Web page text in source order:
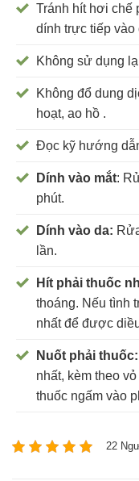
Tránh hít hơi chế
dính trực tiếp vào
Không sử dụng
Không đổ dung
hoạt, ao hồ .
Đọc kỹ hướng
Dính vào mắt:
phút.
Dính vào da:
lần.
Hít phải thuốc
thoáng. Nếu tình
nhất để được
Nuốt phải thuốc:
nhất, kèm theo
thuốc ngấm vào
22